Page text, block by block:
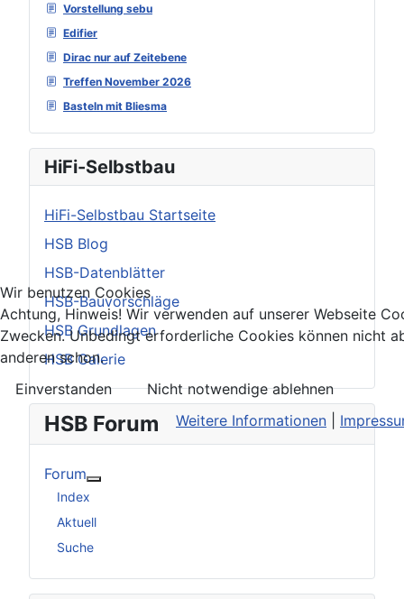
Vorstellung sebu
Edifier
Dirac nur auf Zeitebene
Treffen November 2026
Basteln mit Bliesma
HiFi-Selbstbau
HiFi-Selbstbau Startseite
HSB Blog
HSB-Datenblätter
HSB-Bauvorschläge
HSB Grundlagen
HSB Galerie
HSB Forum
Forum
Index
Aktuell
Suche
Wir benutzen Cookies
Achtung, Hinweis! Wir verwenden auf unserer Webseite
Zwecken. Unbedingt erforderliche Cookies können nicht
anderen schon.
Einverstanden
Nicht notwendige ablehnen
Weitere Informationen